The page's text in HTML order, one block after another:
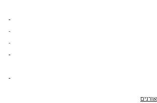
אורנים